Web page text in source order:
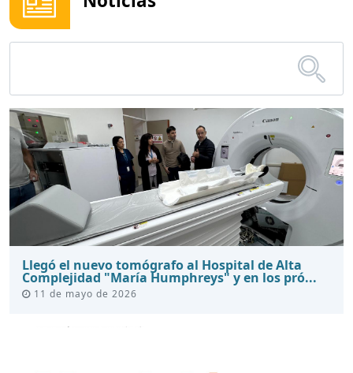
Llegó el nuevo tomógrafo al Hospital de Alta
Complejidad "María Humphreys" y en los pró...
11 de mayo de 2026